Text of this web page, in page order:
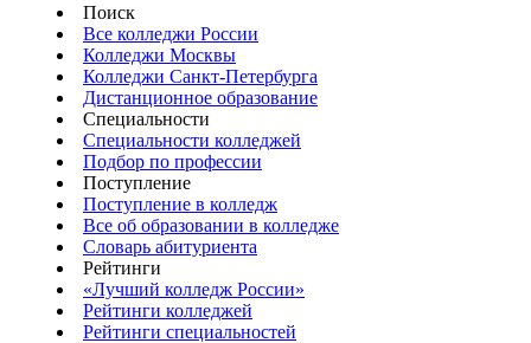
Поиск
Все колледжи России
Колледжи Москвы
Колледжи Санкт-Петербурга
Дистанционное образование
Специальности
Специальности колледжей
Подбор по профессии
Поступление
Поступление в колледж
Все об образовании в колледже
Словарь абитуриента
Рейтинги
«Лучший колледж России»
Рейтинги колледжей
Рейтинги специальностей